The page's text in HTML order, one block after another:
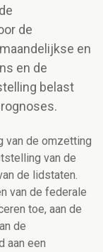
de
en
en de
belast
van de omzetting
van de
de lidstaten.
van de federale
toe, aan de
de
aan een